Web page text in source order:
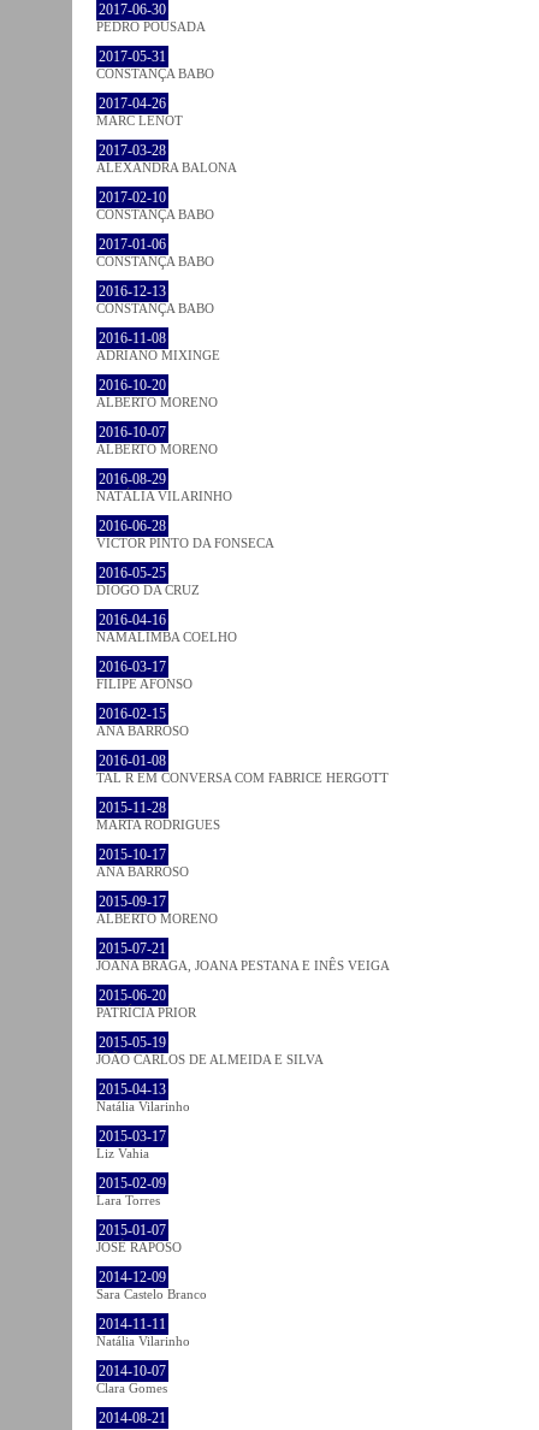
2017-06-30
PEDRO POUSADA
2017-05-31
CONSTANÇA BABO
2017-04-26
MARC LENOT
2017-03-28
ALEXANDRA BALONA
2017-02-10
CONSTANÇA BABO
2017-01-06
CONSTANÇA BABO
2016-12-13
CONSTANÇA BABO
2016-11-08
ADRIANO MIXINGE
2016-10-20
ALBERTO MORENO
2016-10-07
ALBERTO MORENO
2016-08-29
NATÁLIA VILARINHO
2016-06-28
VICTOR PINTO DA FONSECA
2016-05-25
DIOGO DA CRUZ
2016-04-16
NAMALIMBA COELHO
2016-03-17
FILIPE AFONSO
2016-02-15
ANA BARROSO
2016-01-08
TAL R EM CONVERSA COM FABRICE HERGOTT
2015-11-28
MARTA RODRIGUES
2015-10-17
ANA BARROSO
2015-09-17
ALBERTO MORENO
2015-07-21
JOANA BRAGA, JOANA PESTANA E INÊS VEIGA
2015-06-20
PATRÍCIA PRIOR
2015-05-19
JOÃO CARLOS DE ALMEIDA E SILVA
2015-04-13
Natália Vilarinho
2015-03-17
Liz Vahia
2015-02-09
Lara Torres
2015-01-07
JOSÉ RAPOSO
2014-12-09
Sara Castelo Branco
2014-11-11
Natália Vilarinho
2014-10-07
Clara Gomes
2014-08-21